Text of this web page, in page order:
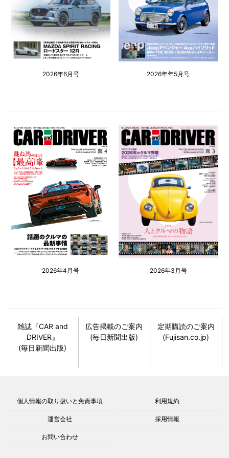
2026年6月号 2026年年5月号
2026年4月号 2026年3月号
雑誌『CAR and
DRIVER』
(毎日新聞出版)
広告掲載のご案内
(毎日新聞出版)
定期購読のご案内
(Fujisan.co.jp)
個人情報の取り扱いと免責事項 利用規約
運営会社 採用情報
お問い合わせ